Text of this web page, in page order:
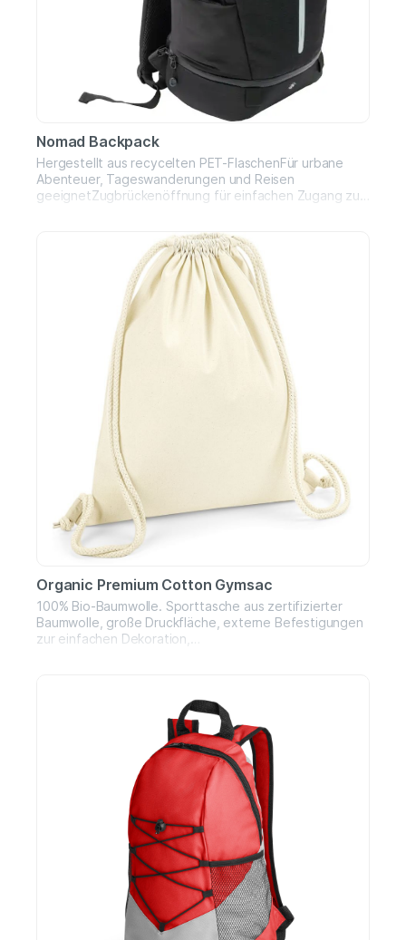
Nomad Backpack
Hergestellt aus recycelten PET-FlaschenFür urbane
Abenteuer, Tageswanderungen und Reisen
geeignetZugbrückenöffnung für einfachen Zugang zum
OrganisationInternes Fach passend für Trinkblase oder
15,6-Zoll-LaptopAtmungsaktives, stoßdämpfendes
gepolstertes Rückenteil für KomfortVerstellbare
Seitentaschen für Wasserflaschen oder
RegenschirmeWasser- und
schmutzabweisendReflektierende Elemente für
Sicherheit im Straßenverkehr
Organic Premium Cotton Gymsac
100% Bio-Baumwolle. Sporttasche aus zertifizierter
Baumwolle, große Druckfläche, externe Befestigungen
zur einfachen Dekoration,